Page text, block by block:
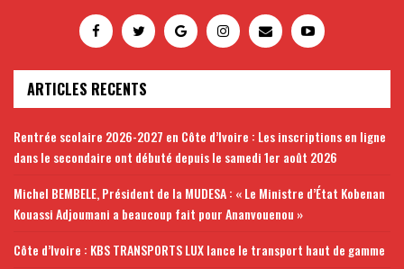
ARTICLES RECENTS
Rentrée scolaire 2026-2027 en Côte d’Ivoire : Les inscriptions en ligne
dans le secondaire ont débuté depuis le samedi 1er août 2026
Michel BEMBELE, Président de la MUDESA : « Le Ministre d’État Kobenan
Kouassi Adjoumani a beaucoup fait pour Ananvouenou »
Côte d’Ivoire : KBS TRANSPORTS LUX lance le transport haut de gamme